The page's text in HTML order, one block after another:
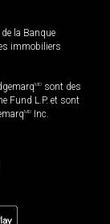
la Banque
immobiliers
MD sont des
Fund L.P. et sont
MD Inc.